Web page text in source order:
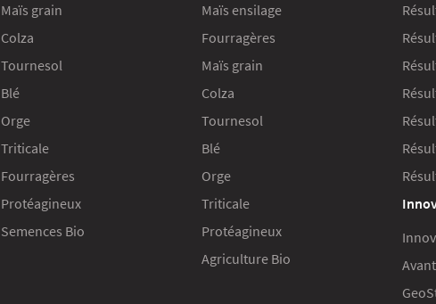
Maïs grain
Colza
Tournesol
Blé
Orge
Triticale
Fourragères
Protéagineux
Semences Bio
Maïs ensilage
Fourragères
Maïs grain
Colza
Tournesol
Blé
Orge
Triticale
Protéagineux
Agriculture Bio